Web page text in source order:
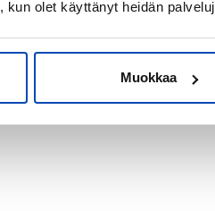
olet käyttänyt heidän
Muokkaa